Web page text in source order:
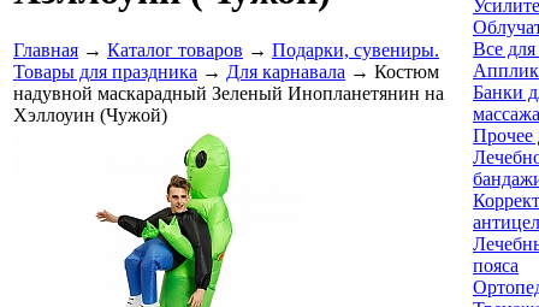
Главная → Каталог товаров → Подарки, сувениры.
Товары для праздника → Для карнавала → Костюм
надувной маскарадный Зеленый Инопланетянин на
Хэллоуин (Чужой)
Все
Банки
массажа
Прочее
пояса